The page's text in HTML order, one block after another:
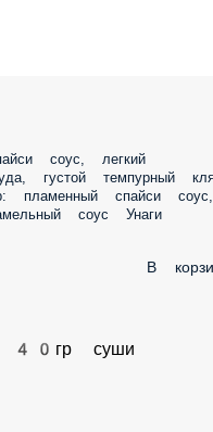
легкий сливочный сыр,
сладкие Черри +соус на
соевый соус,
В